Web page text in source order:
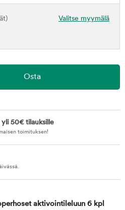
Valitse myymälä
50€ tilauksille
toimituksen!
aktivointileluun 6 kpl